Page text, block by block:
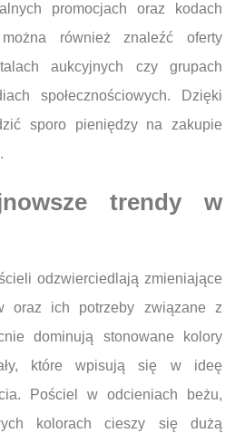
promocjach oraz kodach
również znaleźć oferty
aukcyjnych czy grupach
społecznościowych. Dzięki
sporo pieniędzy na zakupie
trendy w
odzwierciedlają zmieniające
oraz ich potrzeby związane z
dominują stonowane kolory
które wpisują się w ideę
Pościel w odcieniach beżu,
kolorach cieszy się dużą